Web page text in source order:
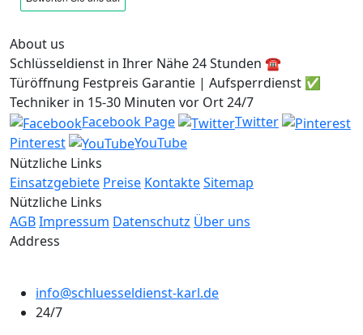
About us
Schlüsseldienst in Ihrer Nähe 24 Stunden ☎️
Türöffnung Festpreis Garantie | Aufsperrdienst ✅
Techniker in 15-30 Minuten vor Ort 24/7
Facebook Page
Twitter
Pinterest
YouTube
Nützliche Links
Einsatzgebiete Preise KontakteSitemap
Nützliche Links
AGBImpressum Datenschutz Über uns
Address
info@schluesseldienst-karl.de
24/7